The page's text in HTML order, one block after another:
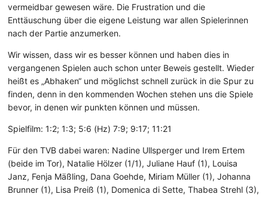
vermeidbar gewesen wäre. Die Frustration und die
Enttäuschung über die eigene Leistung war allen Spielerinnen
nach der Partie anzumerken.
Wir wissen, dass wir es besser können und haben dies in
vergangenen Spielen auch schon unter Beweis gestellt. Wieder
heißt es „Abhaken“ und möglichst schnell zurück in die Spur zu
finden, denn in den kommenden Wochen stehen uns die Spiele
bevor, in denen wir punkten können und müssen.
Spielfilm: 1:2; 1:3; 5:6 (Hz) 7:9; 9:17; 11:21
Für den TVB dabei waren: Nadine Ullsperger und Irem Ertem
(beide im Tor), Natalie Hölzer (1/1), Juliane Hauf (1), Louisa
Janz, Fenja Mäßling, Dana Goehde, Miriam Müller (1), Johanna
Brunner (1), Lisa Preiß (1), Domenica di Sette, Thabea Strehl (3),